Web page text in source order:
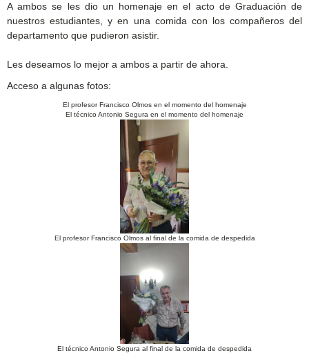
A ambos se les dio un homenaje en el acto de Graduación de
nuestros estudiantes, y en una comida con los compañeros del
departamento que pudieron asistir.
Les deseamos lo mejor a ambos a partir de ahora.
Acceso a algunas fotos:
El profesor Francisco Olmos en el momento del homenaje
El técnico Antonio Segura en el momento del homenaje
El profesor Francisco Olmos al final de la comida de despedida
El técnico Antonio Segura al final de la comida de despedida